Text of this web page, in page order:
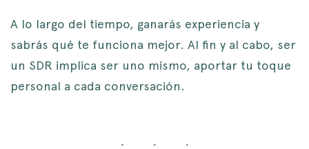
A lo largo del tiempo, ganarás experiencia y
sabrás qué te funciona mejor. Al fin y al cabo, ser
un SDR implica ser uno mismo, aportar tu toque
personal a cada conversación.